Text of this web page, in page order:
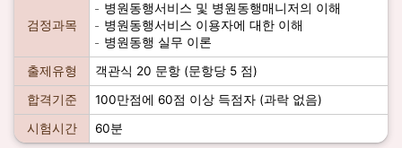
검정과목
병원동행서비스 및 병원동행매니저의 이해
병원동행서비스 이용자에 대한 이해
병원동행 실무 이론
출제유형
객관식 20 문항 (문항당 5 점)
합격기준
100만점에 60점 이상 득점자 (과락 없음)
시험시간
60분